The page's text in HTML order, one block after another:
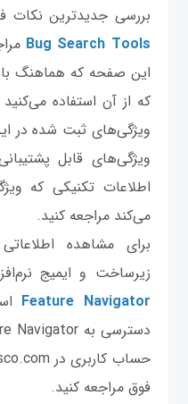
بررسی جدیدترین نکات
Bug Search Tools
این صفحه که هماهنگ با
که از آن استفاده
ویژگی‌های ثبت شده در
ویژگی‌های قابل
اطلاعات تکنیکی که
می‌کند مراجعه کنید.
برای مشاهده
زیرساخت و ایمیج
Feature Navigator
فوق مراجعه کنید.